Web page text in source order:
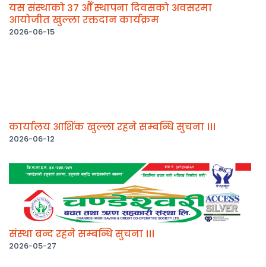
यस संस्थाको ३७ औँ स्थापना दिवसको अवसरमा
आयोजीत खुल्ला रक्तदान कार्यक्रम
2026-06-15
कार्यालय आशिंक खुल्ला रहने सम्बन्धि सुचना ।।।
2026-06-12
संस्था बन्द रहने सम्बन्धि सुचना ।।।
2026-05-27